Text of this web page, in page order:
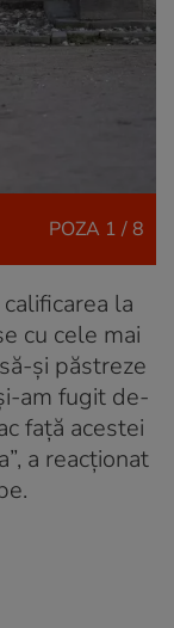
POZA 1 / 8
la
cu cele mai
și păstreze
am fugit de-
față acestei
a reacționat